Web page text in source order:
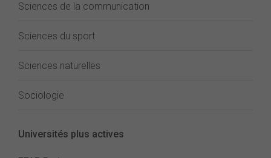
Sciences de la communication
Sciences du sport
Sciences naturelles
Sociologie
Universités plus actives